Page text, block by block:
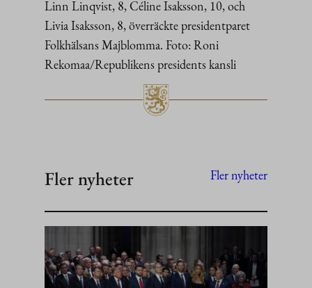
Linn Linqvist, 8, Céline Isaksson, 10, och
Livia Isaksson, 8, överräckte presidentparet
Folkhälsans Majblomma. Foto: Roni
Rekomaa/Republikens presidents kansli
Fler nyheter Fler nyheter